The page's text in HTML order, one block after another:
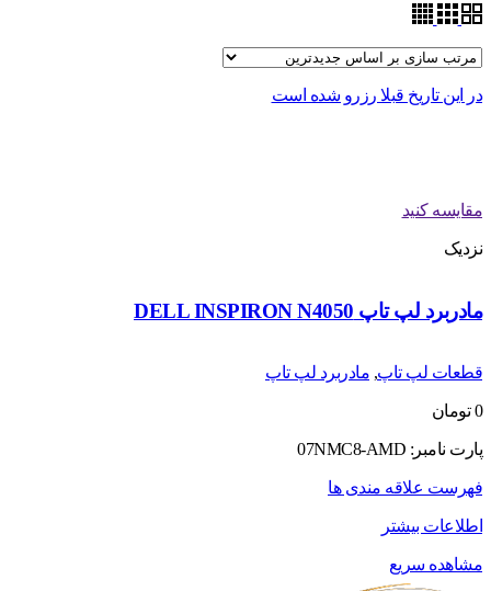
در این تاریخ قبلا رزرو شده است
مقایسه کنید
نزدیک
مادربرد لپ تاپ DELL INSPIRON N4050
قطعات لپ تاپ, مادربرد لپ تاپ
0 تومان
پارت نامبر: 07NMC8-AMD
فهرست علاقه مندی ها
اطلاعات بیشتر
مشاهده سریع